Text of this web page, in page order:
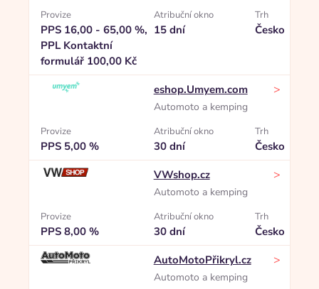
Provize
PPS 16,00 - 65,00 %,
PPL Kontaktní
formulář 100,00 Kč
Atribuční okno
15 dní
Trh
Česko
eshop.Umyem.com
Automoto a kemping
>
Provize
PPS 5,00 %
Atribuční okno
30 dní
Trh
Česko
VWshop.cz
Automoto a kemping
>
Provize
PPS 8,00 %
Atribuční okno
30 dní
Trh
Česko
AutoMotoPřikryl.cz
Automoto a kemping
>